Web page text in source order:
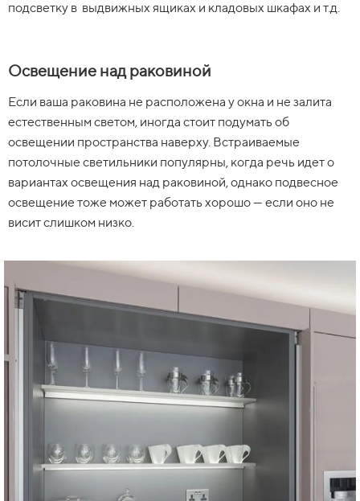
подсветку в выдвижных ящиках и кладовых шкафах и т.д.
Освещение над раковиной
Если ваша раковина не расположена у окна и не залита
естественным светом, иногда стоит подумать об
освещении пространства наверху. Встраиваемые
потолочные светильники популярны, когда речь идет о
вариантах освещения над раковиной, однако подвесное
освещение тоже может работать хорошо — если оно не
висит слишком низко.